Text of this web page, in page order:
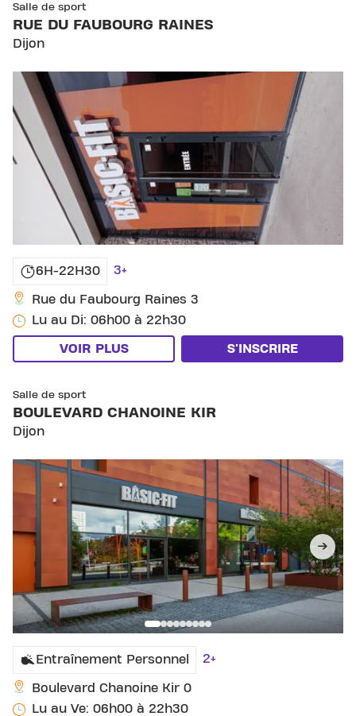
Salle de sport
RUE DU FAUBOURG RAINES
Dijon
6H-22H30 3+
Rue du Faubourg Raines 3
Lu au Di: 06h00 à 22h30
VOIR PLUS S'INSCRIRE
Salle de sport
BOULEVARD CHANOINE KIR
Dijon
Entraînement Personnel 2+
Boulevard Chanoine Kir 0
Lu au Ve: 06h00 à 22h30